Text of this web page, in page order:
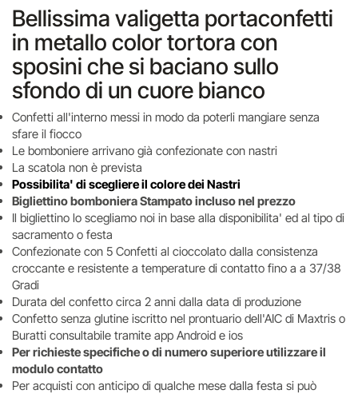
Bellissima valigetta portaconfetti
in metallo color tortora con
sposini che si baciano sullo
sfondo di un cuore bianco
Confetti all'interno messi in modo da poterli mangiare senza
sfare il fiocco
Le bomboniere arrivano già confezionate con nastri
La scatola non è prevista
Possibilita' di scegliere il colore dei Nastri
Bigliettino bomboniera Stampato incluso nel prezzo
Il bigliettino lo scegliamo noi in base alla disponibilita' ed al tipo di
sacramento o festa
Confezionate con 5 Confetti al cioccolato dalla consistenza
croccante e resistente a temperature di contatto fino a a 37/38
Gradi
Durata del confetto circa 2 anni dalla data di produzione
Confetto senza glutine iscritto nel prontuario dell'AIC di Maxtris o
Buratti consultabile tramite app Android e ios
Per richieste specifiche o di numero superiore utilizzare il
modulo contatto
Per acquisti con anticipo di qualche mese dalla festa si può